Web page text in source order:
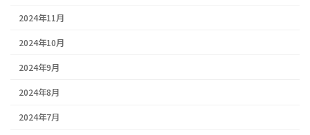
2024年11月
2024年10月
2024年9月
2024年8月
2024年7月